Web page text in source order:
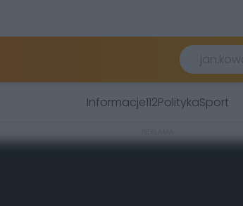
Informacje112PolitykaSport